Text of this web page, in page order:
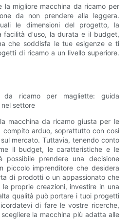
la migliore macchina da ricamo per
da non prendere alla leggera.
le dimensioni del progetto, la
facilità d'uso, la durata e il budget,
che soddisfa le tue esigenze e ti
di ricamo a un livello superiore.
da ricamo per magliette: guida
settore
macchina da ricamo giusta per le
compito arduo, soprattutto con così
mercato. Tuttavia, tenendo conto
il budget, le caratteristiche e le
possibile prendere una decisione
piccolo imprenditore che desidera
di prodotti o un appassionato che
proprie creazioni, investire in una
qualità può portare i tuoi progetti
di fare le vostre ricerche,
la macchina più adatta alle